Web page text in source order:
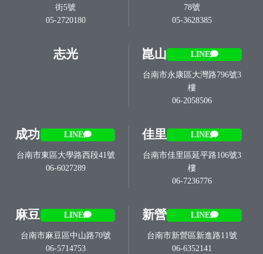
街5號
05-2720180
78號
05-3628385
志光 崑山 LINE
台南市永康區大灣路796號3
樓
06-2058506
成功 LINE
台南市東區大學路西段41號
06-6027289
佳里 LINE
台南市佳里區延平路106號3
樓
06-7236776
麻豆 LINE
台南市麻豆區中山路70號
06-5714753
新營 LINE
台南市新營區新進路11號
06-6352141